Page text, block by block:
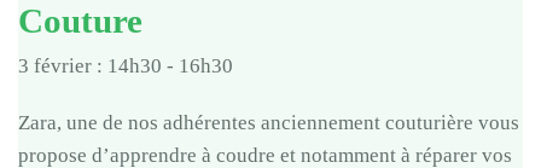
Couture
3 février : 14h30 - 16h30
Zara, une de nos adhérentes anciennement couturière vous
propose d’apprendre à coudre et notamment à réparer vos